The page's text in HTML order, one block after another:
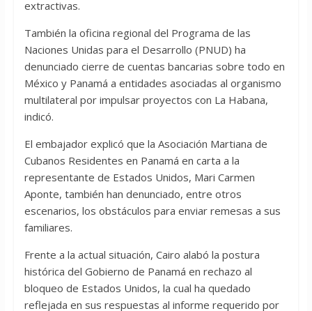
extractivas.
También la oficina regional del Programa de las
Naciones Unidas para el Desarrollo (PNUD) ha
denunciado cierre de cuentas bancarias sobre todo en
México y Panamá a entidades asociadas al organismo
multilateral por impulsar proyectos con La Habana,
indicó.
El embajador explicó que la Asociación Martiana de
Cubanos Residentes en Panamá en carta a la
representante de Estados Unidos, Mari Carmen
Aponte, también han denunciado, entre otros
escenarios, los obstáculos para enviar remesas a sus
familiares.
Frente a la actual situación, Cairo alabó la postura
histórica del Gobierno de Panamá en rechazo al
bloqueo de Estados Unidos, la cual ha quedado
reflejada en sus respuestas al informe requerido por